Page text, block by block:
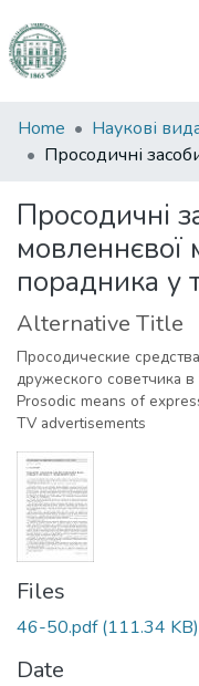
Communities
&
All of DSpace
Statistics
Home
Просодичні
порадника у
Alternative Title
Просодические
дружеского советчика
Prosodic means of
TV advertisements
Files
46-50.pdf(111.34 KB)
Date